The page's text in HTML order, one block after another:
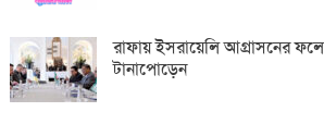
রাফায় ইসরায়েলি আগ্রাসনের
টানাপোড়েন